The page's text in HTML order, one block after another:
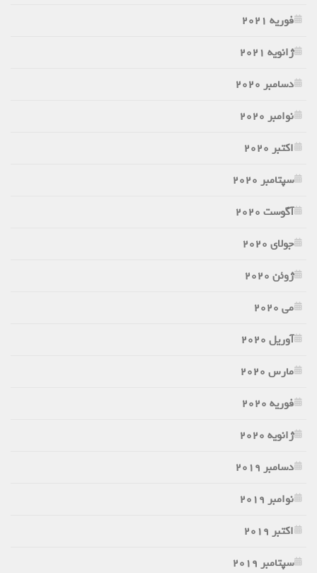
فوریه 2021
ژانویه 2021
دسامبر 2020
نوامبر 2020
اکتبر 2020
سپتامبر 2020
آگوست 2020
جولای 2020
ژوئن 2020
می 2020
آوریل 2020
مارس 2020
فوریه 2020
ژانویه 2020
دسامبر 2019
نوامبر 2019
اکتبر 2019
سپتامبر 2019